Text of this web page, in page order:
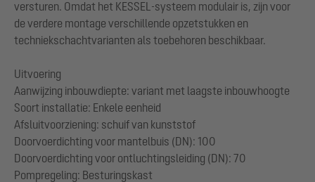
versturen. Omdat het KESSEL-systeem modulair is, zijn voor
de verdere montage verschillende opzetstukken en
techniekschachtvarianten als toebehoren beschikbaar.
Uitvoering
Aanwijzing inbouwdiepte: variant met laagste inbouwhoogte
Soort installatie: Enkele eenheid
Afsluitvoorziening: schuif van kunststof
Doorvoerdichting voor mantelbuis (DN): 100
Doorvoerdichting voor ontluchtingsleiding (DN): 70
Pompregeling: Besturingskast